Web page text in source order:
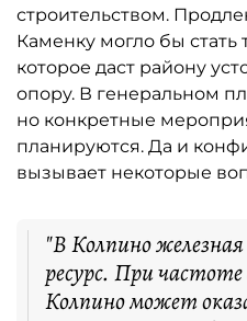
строительством.
Каменку могло бы
которое даст району
опору. В генеральном
но конкретные
планируются. Да и
вызывает некоторые
"В Колпино
ресурс. При
Колпино может